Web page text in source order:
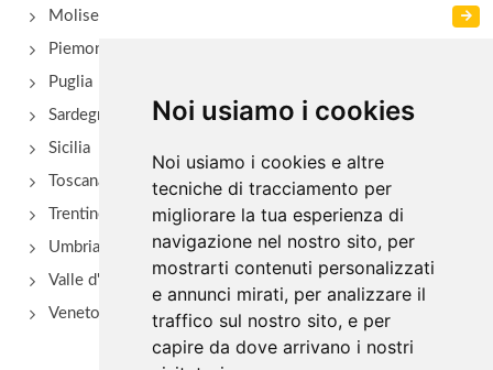
Noi usiamo i cookies
Noi usiamo i cookies e altre
tecniche di tracciamento per
migliorare la tua esperienza di
navigazione nel nostro sito, per
mostrarti contenuti personalizzati
e annunci mirati, per analizzare il
traffico sul nostro sito, e per
capire da dove arrivano i nostri
Molise
Piemonte
Puglia
Sardegna
Sicilia
Toscana
Trentino Alto Adige
Umbria
Valle d'Aosta
Veneto